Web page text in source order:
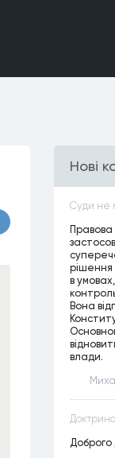
Нові
Правова
рішення
в
Вона
влади.
Доброго